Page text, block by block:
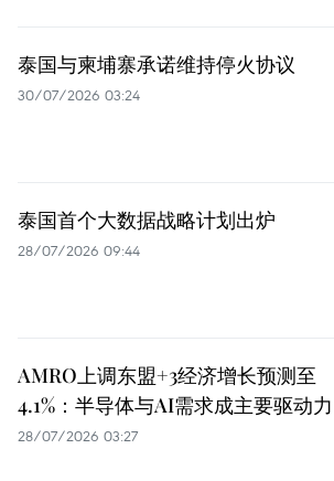
泰国与柬埔寨承诺维持停火协议
30/07/2026 03:24
泰国首个大数据战略计划出炉
28/07/2026 09:44
AMRO上调东盟+3经济增长预测至
4.1%：半导体与AI需求成主要驱动力
28/07/2026 03:27